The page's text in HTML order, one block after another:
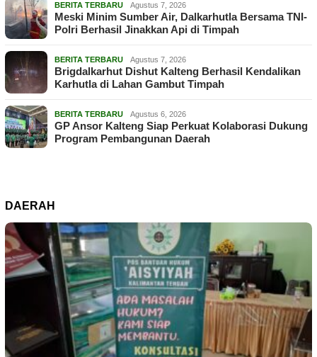
BERITA TERBARU Agustus 7, 2026
Meski Minim Sumber Air, Dalkarhutla Bersama TNI-
Polri Berhasil Jinakkan Api di Timpah
BERITA TERBARU Agustus 7, 2026
Brigdalkarhut Dishut Kalteng Berhasil Kendalikan
Karhutla di Lahan Gambut Timpah
BERITA TERBARU Agustus 6, 2026
GP Ansor Kalteng Siap Perkuat Kolaborasi Dukung
Program Pembangunan Daerah
DAERAH